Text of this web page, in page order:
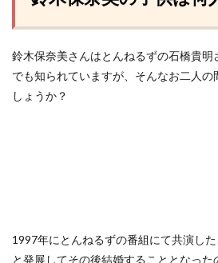
鈴木保奈美さんはとんねるずの石橋貴明
でも知られていますが、そんなお二人
しょうか？
1997年にとんねるずの番組にて共演し
と発展してその後結婚することとなった